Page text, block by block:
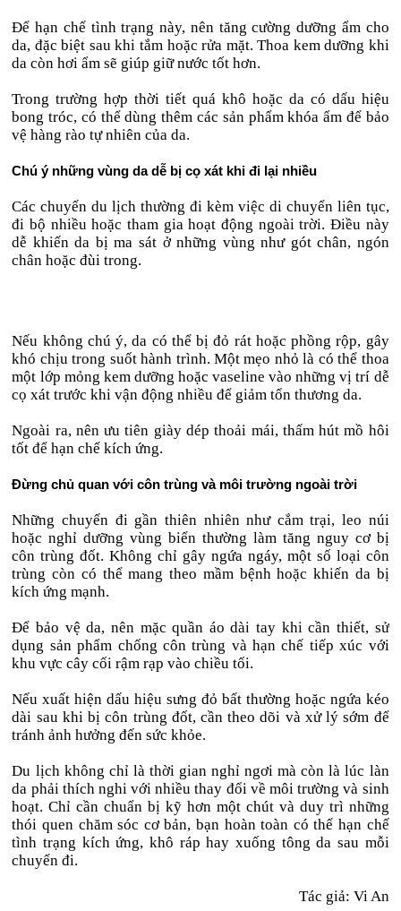
Để hạn chế tình trạng này, nên tăng cường dưỡng ẩm cho
da, đặc biệt sau khi tắm hoặc rửa mặt. Thoa kem dưỡng khi
da còn hơi ẩm sẽ giúp giữ nước tốt hơn.
Trong trường hợp thời tiết quá khô hoặc da có dấu hiệu
bong tróc, có thể dùng thêm các sản phẩm khóa ẩm để bảo
vệ hàng rào tự nhiên của da.
Chú ý những vùng da dễ bị cọ xát khi đi lại nhiều
Các chuyến du lịch thường đi kèm việc di chuyển liên tục,
đi bộ nhiều hoặc tham gia hoạt động ngoài trời. Điều này
dễ khiến da bị ma sát ở những vùng như gót chân, ngón
chân hoặc đùi trong.
Nếu không chú ý, da có thể bị đỏ rát hoặc phồng rộp, gây
khó chịu trong suốt hành trình. Một mẹo nhỏ là có thể thoa
một lớp mỏng kem dưỡng hoặc vaseline vào những vị trí dễ
cọ xát trước khi vận động nhiều để giảm tổn thương da.
Ngoài ra, nên ưu tiên giày dép thoải mái, thấm hút mồ hôi
tốt để hạn chế kích ứng.
Đừng chủ quan với côn trùng và môi trường ngoài trời
Những chuyến đi gần thiên nhiên như cắm trại, leo núi
hoặc nghỉ dưỡng vùng biển thường làm tăng nguy cơ bị
côn trùng đốt. Không chỉ gây ngứa ngáy, một số loại côn
trùng còn có thể mang theo mầm bệnh hoặc khiến da bị
kích ứng mạnh.
Để bảo vệ da, nên mặc quần áo dài tay khi cần thiết, sử
dụng sản phẩm chống côn trùng và hạn chế tiếp xúc với
khu vực cây cối rậm rạp vào chiều tối.
Nếu xuất hiện dấu hiệu sưng đỏ bất thường hoặc ngứa kéo
dài sau khi bị côn trùng đốt, cần theo dõi và xử lý sớm để
tránh ảnh hưởng đến sức khỏe.
Du lịch không chỉ là thời gian nghỉ ngơi mà còn là lúc làn
da phải thích nghi với nhiều thay đổi về môi trường và sinh
hoạt. Chỉ cần chuẩn bị kỹ hơn một chút và duy trì những
thói quen chăm sóc cơ bản, bạn hoàn toàn có thể hạn chế
tình trạng kích ứng, khô ráp hay xuống tông da sau mỗi
chuyến đi.
Tác giả: Vi An